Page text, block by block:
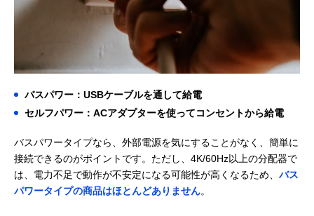
バスパワー：USBケーブルを通して給電
セルフパワー：ACアダプターを使ってコンセントから給電
バスパワータイプなら、外部電源を気にすることがなく、簡単に
接続できるのがポイントです。ただし、4K/60Hz以上の分配器で
は、電力不足で動作が不安定になる可能性が高くなるため、 バス
パワータイプの商品はほとんどありません。